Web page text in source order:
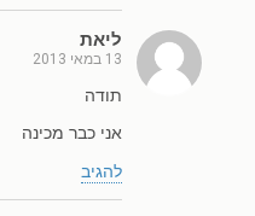
ליאת
13 במאי 2013
תודה
אני כבר מכינה
להגיב